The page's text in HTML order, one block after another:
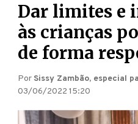
Dar limites e
às crianças
de forma
Por Sissy Zambão, especial
03/06/2022 15:20